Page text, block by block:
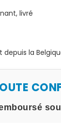
livré
la